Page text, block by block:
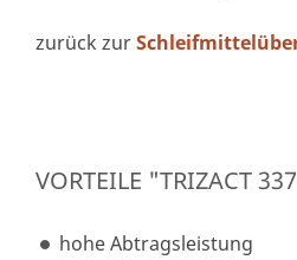
zurück zur
VORTEILE "TRIZACT
hohe Abtragsleistung